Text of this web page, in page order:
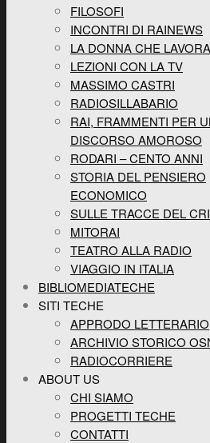
FILOSOFI
INCONTRI DI RAINEWS
LA DONNA CHE LAVORA
LEZIONI CON LA TV
MASSIMO CASTRI
RADIOSILLABARIO
RAI, FRAMMENTI PER
DISCORSO AMOROSO
RODARI – CENTO ANNI
STORIA DEL PENSIERO
ECONOMICO
SULLE TRACCE DEL
MITORAI
TEATRO ALLA RADIO
VIAGGIO IN ITALIA
BIBLIOMEDIATECHE
SITI TECHE
APPRODO LETTERARIO
ARCHIVIO STORICO
RADIOCORRIERE
ABOUT US
CHI SIAMO
PROGETTI TECHE
CONTATTI